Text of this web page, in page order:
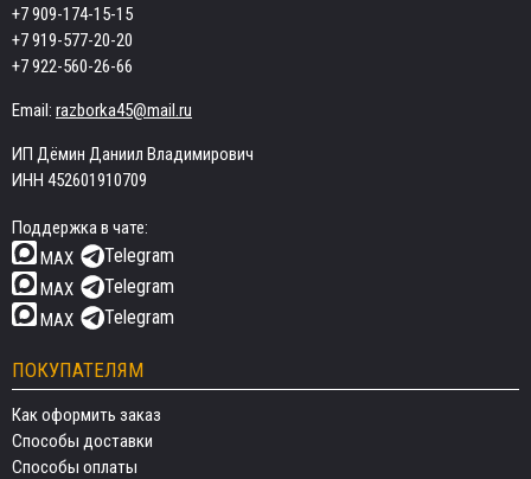
+7 909-174-15-15
+7 919-577-20-20
+7 922-560-26-66
Email: razborka45@mail.ru
ИП Дёмин Даниил Владимирович
ИНН 452601910709
Поддержка в чате:
MAX
Telegram
MAX Telegram
MAX Telegram
ПОКУПАТЕЛЯМ
Как оформить заказ
Способы доставки
Способы оплаты